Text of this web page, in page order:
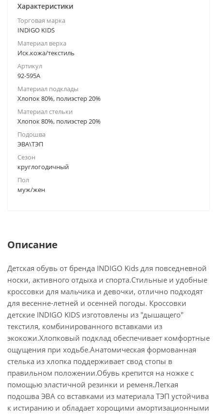
Характеристики
Торговая марка
INDIGO KIDS
Материал верха
Иск.кожа/текстиль
Артикул
92-595A
Материал подклады
Хлопок 80%, полиэстер 20%
Материал стельки
Хлопок 80%, полиэстер 20%
Подошва
ЭВА\ТЭП
Сезон
круглогодичный
Пол
муж/жен
Описание
Детская обувь от бренда INDIGO Kids для повседневной
носки, активного отдыха и спорта.Cтильные и удобные
кроссовки для мальчика и девочки, отлично подходят
для весенне-летней и осенней погоды. Кроссовки
детские INDIGO KIDS изготовлены из "дышащего"
текстиля, комбинированного вставками из
экокожи.Хлопковый подклад обеспечивает комфортные
ощущения при ходьбе.Анатомическая формованная
стелька из хлопка поддерживает свод стопы в
правильном положении.Обувь крепится на ножке с
помощью эластичной резинки и ременя.Легкая
подошва ЭВА со вставками из материала ТЭП устойчива
к истиранию и обладает хорощими амортизационными